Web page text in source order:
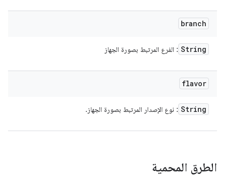
branch
String : الفرع المرتبط بصورة الجهاز
flavor
String : نوع الإصدار المرتبط بصورة الجهاز.
الطرق المحمية